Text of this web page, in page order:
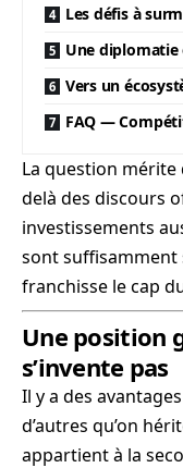
Les défis à
Une
Vers un
FAQ —
La question mérite
delà des discours
investissements
sont suffisamment
franchisse le cap
Une position
s’invente pas
Il y a des
d’autres qu’on
appartient à la